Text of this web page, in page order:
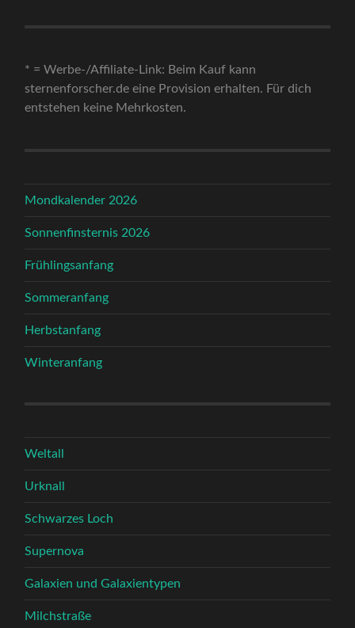
* = Werbe-/Affiliate-Link: Beim Kauf kann
sternenforscher.de eine Provision erhalten. Für dich
entstehen keine Mehrkosten.
Mondkalender 2026
Sonnenfinsternis 2026
Frühlingsanfang
Sommeranfang
Herbstanfang
Winteranfang
Weltall
Urknall
Schwarzes Loch
Supernova
Galaxien und Galaxientypen
Milchstraße